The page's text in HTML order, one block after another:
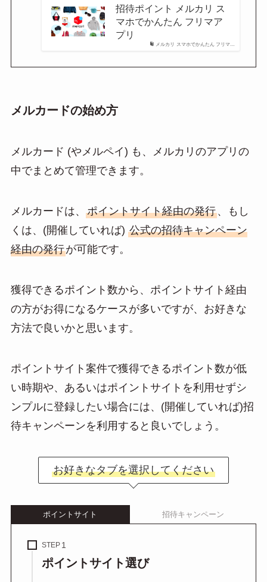
メルカリ スマホでかんたん フリマ…
招待ポイント メルカリ ス
マホでかんたん フリマア
プリ
メルカードの始め方
メルカード (やメルペイ) も、メルカリのアプリの
中でまとめて管理できます。
メルカードは、 ポイントサイト経由の発行、もし
くは、(開催していれば) 公式の招待キャンペーン
経由の発行が可能です。
獲得できるポイント数から、ポイントサイト経由
の方がお得になるケースが多いですが、お好きな
方法で良いかと思います。
ポイントサイト案件で獲得できるポイント数が低
い時期や、あるいはポイントサイトを利用せずシ
ンプルに登録したい場合には、(開催していれば)招
待キャンペーンを利用すると良いでしょう。
お好きなタブを選択してください
ポイントサイト 招待キャンペーン
STEP
ポイントサイト選び